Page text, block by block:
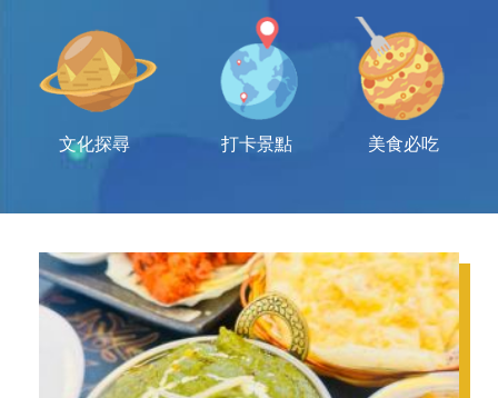
文化探尋 打卡景點 美食必吃